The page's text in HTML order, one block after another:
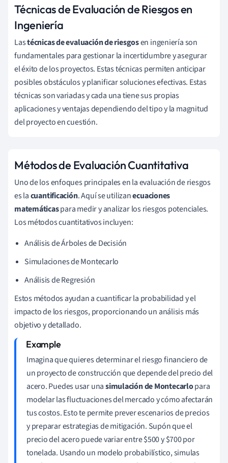
Técnicas de Evaluación de Riesgos en
Ingeniería
Lastécnicas de evaluación de riesgosen ingeniería son
fundamentales para gestionar la incertidumbre y asegurar
el éxito de los proyectos. Estas técnicas permiten anticipar
posibles obstáculos y planificar soluciones efectivas. Estas
técnicas son variadas y cada una tiene sus propias
aplicaciones y ventajas dependiendo del tipo y la magnitud
del proyecto en cuestión.
Métodos de Evaluación Cuantitativa
Uno de los enfoques principales en la evaluación de riesgos
es lacuantificación. Aquí se utilizanecuaciones
matemáticaspara medir y analizar los riesgos potenciales.
Los métodos cuantitativos incluyen:
Análisis de Árboles de Decisión
Simulaciones de Montecarlo
Análisis de Regresión
Estos métodos ayudan a cuantificar la probabilidad y el
impacto de los riesgos, proporcionando un análisis más
objetivo y detallado.
Imagina que quieres determinar el riesgo financiero de
un proyecto de construcción que depende del precio del
acero. Puedes usar unasimulación de Montecarlopara
modelar las fluctuaciones del mercado y cómo afectarán
tus costos. Esto te permite prever escenarios de precios
y preparar estrategias de mitigación. Supón que el
precio del acero puede variar entre $500 y $700 por
tonelada. Usando un modelo probabilístico, simulas